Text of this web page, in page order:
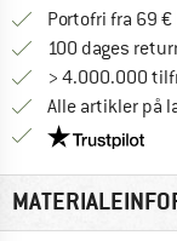
Portofri fra 69 €
100 dages
> 4.000.000
Alle artikler på
Vi